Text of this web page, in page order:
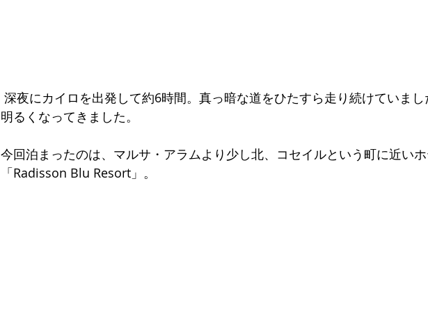
明るくなってきました。
今回泊まったのは、マルサ・アラムより少し北、コセイルという町に近い
「Radisson Blu Resort 」。